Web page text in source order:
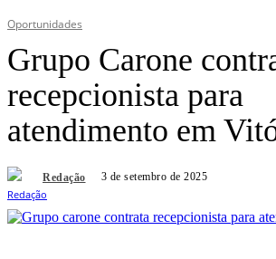
Oportunidades
Grupo Carone
recepcionista para
atendimento em
Redação 3 de setembro de 2025